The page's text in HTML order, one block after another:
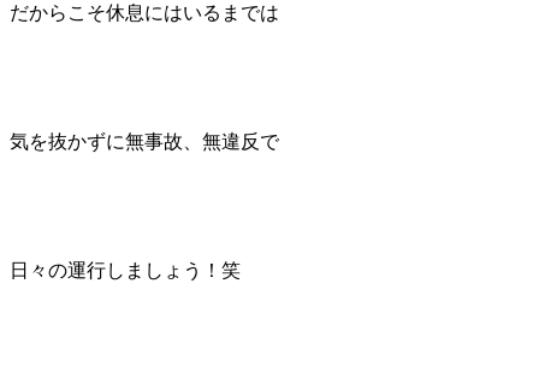
だからこそ休息にはいるまでは
気を抜かずに無事故、無違反で
日々の運行しましょう！笑